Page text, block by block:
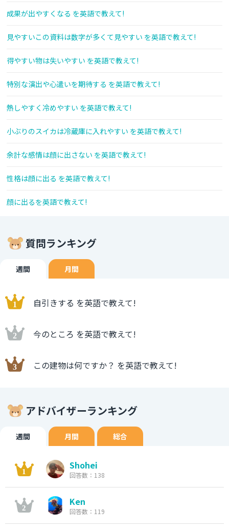
成果が出やすくなる を英語で教えて!
見やすいこの資料は数字が多くて見やすい を英語で教えて!
得やすい物は失いやすい を英語で教えて!
特別な演出や心遣いを期待する を英語で教えて!
熱しやすく冷めやすい を英語で教えて!
小ぶりのスイカは冷蔵庫に入れやすい を英語で教えて!
余計な感情は顔に出さない を英語で教えて!
性格は顔に出る を英語で教えて!
顔に出るを英語で教えて!
質問ランキング
週間 月間
自引きする を英語で教えて!
今のところ を英語で教えて!
この建物は何ですか？ を英語で教えて!
アドバイザーランキング
週間 月間 総合
Shohei
回答数：138
Ken
回答数：119